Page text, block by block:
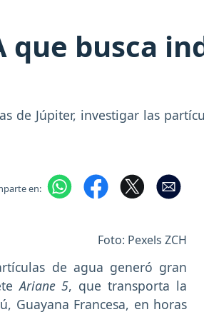
que busca
de Júpiter, investigar las
en:
Foto: Pexels ZCH
de agua generó gran
Ariane 5, que transporta la
Guayana Francesa, en horas